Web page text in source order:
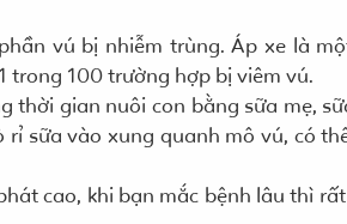
vú bị nhiễm trùng. Áp xe là
trong 100 trường hợp bị viêm vú.
thời gian nuôi con bằng sữa mẹ,
sữa vào xung quanh mô vú, có
cao, khi bạn mắc bệnh lâu thì